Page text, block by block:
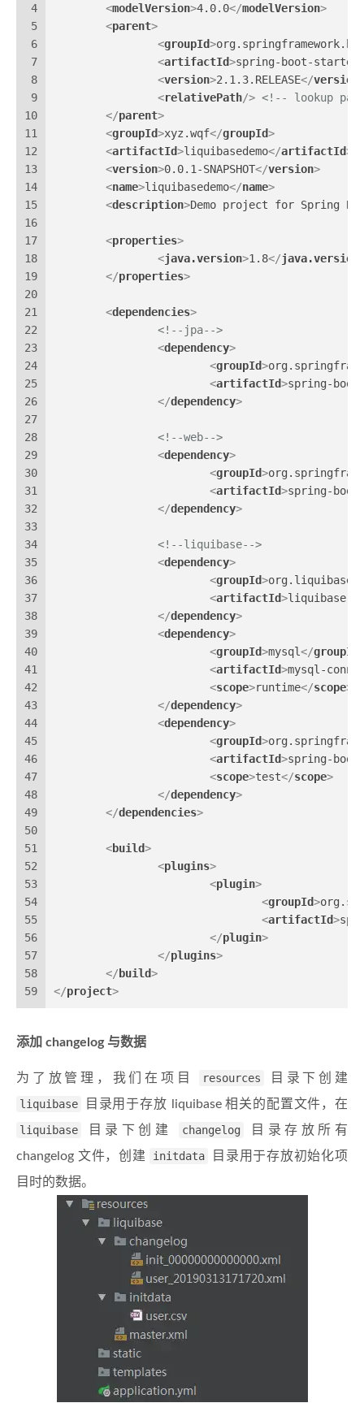
4
5
6
7
8
9
10
11
12
13
14
15
16
17
18
19
20
21
22
23
24
25
26
27
28
29
30
31
32
33
34
35
36
37
38
39
40
41
42
43
44
45
46
47
48
49
50
51
52
53
54
55
56
57
58
59
<modelVersion>4.0.0</modelVersion>
<parent>
<groupId>
<artifactId>spring-boot-
<version>2.1.3.RELEASE</version
<relativePath/> <!-- lookup
</parent>
<groupId>xyz.wqf</groupId>
<artifactId>liquibasedemo</artifactId>
<version>0.0.1-SNAPSHOT</version>
<name>liquibasedemo</name>
<description>Demo project for Spring
<properties>
<java.version>1.8</java.version
</properties>
<dependencies>
<!--jpa-->
<dependency>
<groupId>
<artifactId>spring-
</dependency>
<!--web-->
<dependency>
<groupId>
<artifactId>spring-
</dependency>
<!--liquibase-->
<dependency>
<groupId>org.liquibase
<artifactId>liquibase-
</dependency>
<dependency>
<groupId>mysql</groupId
<artifactId>mysql-
<scope>runtime</scope>
</dependency>
<dependency>
<groupId>
<artifactId>spring-
<scope>test</scope>
</dependency>
</dependencies>
<build>
<plugins>
<plugin>
<groupId>
<artifactId>
</plugin>
</plugins>
</ build>
</project>
添加 changelog 与数据
为了放管理，我们在项目 resources
目录下创建
liquibase
目录用于存放 liquibase 相关的配置文件，在
liquibase
目录下创建 changelog
目录存放所有
changelog 文件，创建
initdata
目录用于存放初始化项
目时的数据。